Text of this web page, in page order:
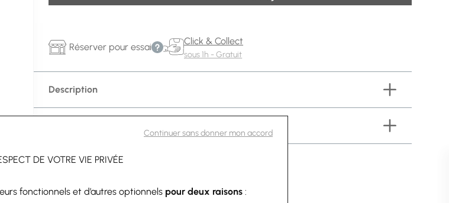
Continuer sans donner mon accord
DE VOTRE VIE PRIVÉE
fonctionnels et d’autres optionnels pour deux raisons:
Réserver pour essai
Click & Collect
sous 1h - Gratuit
Description